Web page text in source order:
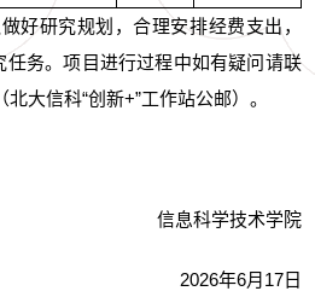
好研究规划，合理安排经费支出，
务。项目进行过程中如有疑问请联
大信科“创新+”工作站公邮）。
信息科学技术学院
2026年6月17日